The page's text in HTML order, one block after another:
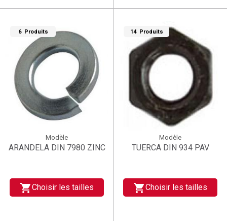
6 Produits
Modèle
ARANDELA DIN 7980 ZINC
shopping_cartChoisir les tailles
14 Produits
Modèle
TUERCA DIN 934 PAV
shopping_cartChoisir les tailles